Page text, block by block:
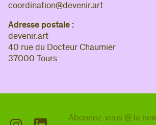
coordination@devenir.art
Adresse postale :
devenir.art
40 rue du Docteur Chaumier
37000 Tours